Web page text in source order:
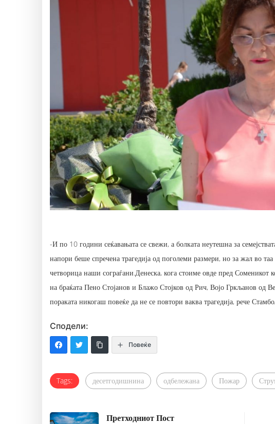
-И по 10 години сеќавањата се свежи, а болката неутешна за
напори беше спречена трагедија од поголеми размери, но за жал во таа
четворица наши сограѓани.Денеска, кога стоиме овде пред Соменикот
на браќата Пено Стојанов и Блажо Стојков од Рич, Војо Гркљанов од
пораката никогаш повеќе да не се повтори ваква трагедија, рече
Сподели:
Повеќе
Tags: десетгодишнина одбележана Пожар
Претходниот Пост